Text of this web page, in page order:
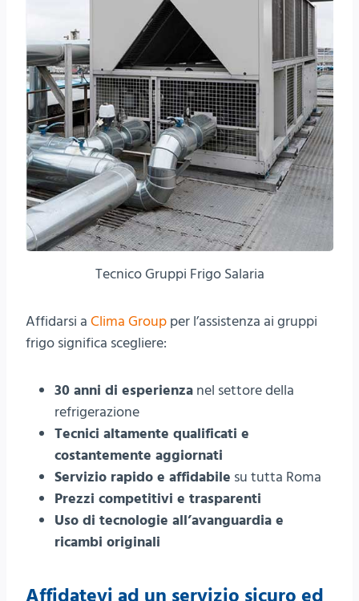
Tecnico Gruppi Frigo Salaria
Affidarsi a Clima Group per l’assistenza ai gruppi
frigo significa scegliere:
30 anni di esperienza nel settore della
refrigerazione
Tecnici altamente qualificati e
costantemente aggiornati
Servizio rapido e affidabile su tutta Roma
Prezzi competitivi e trasparenti
Uso di tecnologie all’avanguardia e
ricambi originali